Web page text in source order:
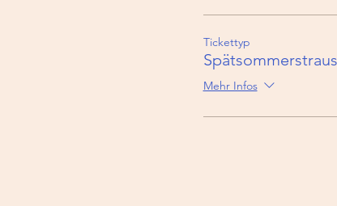
Tickettyp
Mehr Infos